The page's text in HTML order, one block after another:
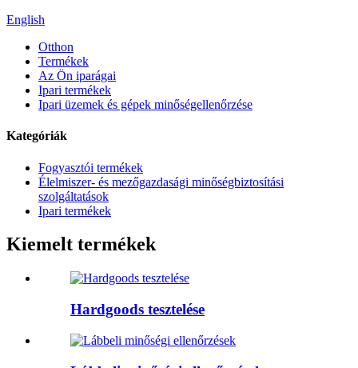
English
Otthon
Termékek
Az Ön iparágai
Ipari termékek
Ipari üzemek és gépek minőségellenőrzése
Kategóriák
Fogyasztói termékek
Élelmiszer- és mezőgazdasági minőségbiztosítási
szolgáltatások
Ipari termékek
Kiemelt termékek
Hardgoods tesztelése